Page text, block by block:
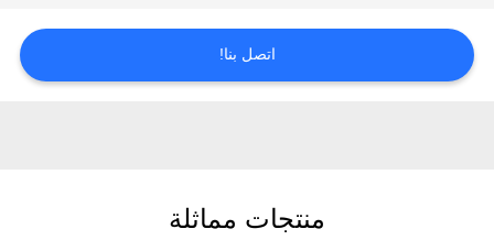
NEWS
اتصل بنا!
منتجات مماثلة